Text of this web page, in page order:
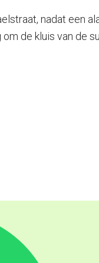
nadat een
de kluis van de